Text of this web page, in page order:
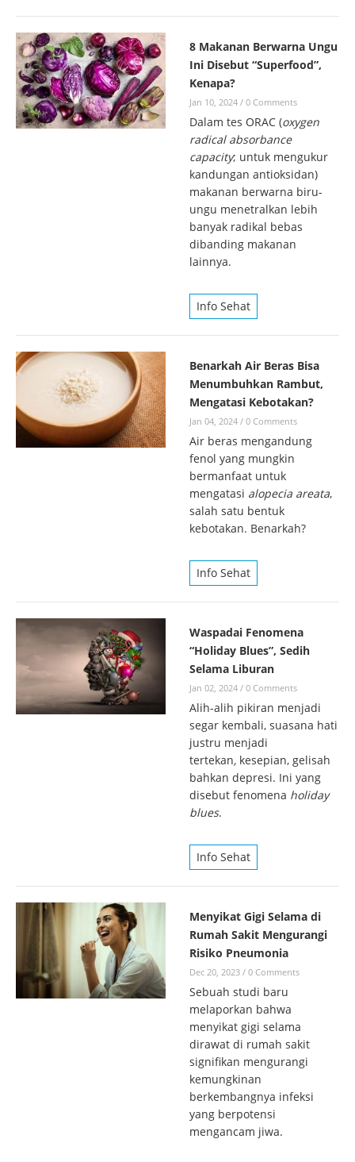
8 Makanan Berwarna Ungu
Ini Disebut “Superfood”,
Kenapa?
Jan 10, 2024 / 0 Comments
Dalam tes ORAC (oxygen
radical absorbance
capacity; untuk mengukur
kandungan antioksidan)
makanan berwarna biru-
ungu menetralkan lebih
banyak radikal bebas
dibanding makanan
lainnya.
Info Sehat
Benarkah Air Beras Bisa
Menumbuhkan Rambut,
Mengatasi Kebotakan?
Jan 04, 2024 / 0 Comments
Air beras mengandung
fenol yang mungkin
bermanfaat untuk
mengatasi alopecia areata,
salah satu bentuk
kebotakan. Benarkah?
Info Sehat
Waspadai Fenomena
“Holiday Blues”, Sedih
Selama Liburan
Jan 02, 2024 / 0 Comments
Alih-alih pikiran menjadi
segar kembali, suasana hati
justru menjadi
tertekan, kesepian, gelisah
bahkan depresi. Ini yang
disebut fenomena holiday
blues.
Info Sehat
Menyikat Gigi Selama di
Rumah Sakit Mengurangi
Risiko Pneumonia
Dec 20, 2023 / 0 Comments
Sebuah studi baru
melaporkan bahwa
menyikat gigi selama
dirawat di rumah sakit
signifikan mengurangi
kemungkinan
berkembangnya infeksi
yang berpotensi
mengancam jiwa.